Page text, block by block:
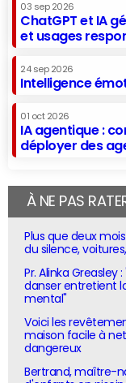
03 sep 2026
ChatGPT et IA
et usages
24 sep 2026
Intelligence
01 oct 2026
IA agentique :
déployer des
À NE PAS
Plus que deux
du silence,
Pr. Alinka Greasley
danser entretient
mental"
Voici les
maison facile à
dangereux
Bertrand, maître-